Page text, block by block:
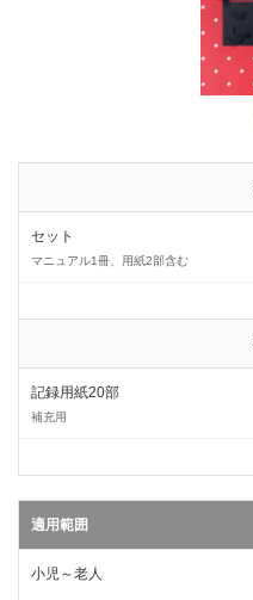
セット
マニュアル1冊、用紙2部含む
記録用紙20部
補充用
適用範囲
小児～老人